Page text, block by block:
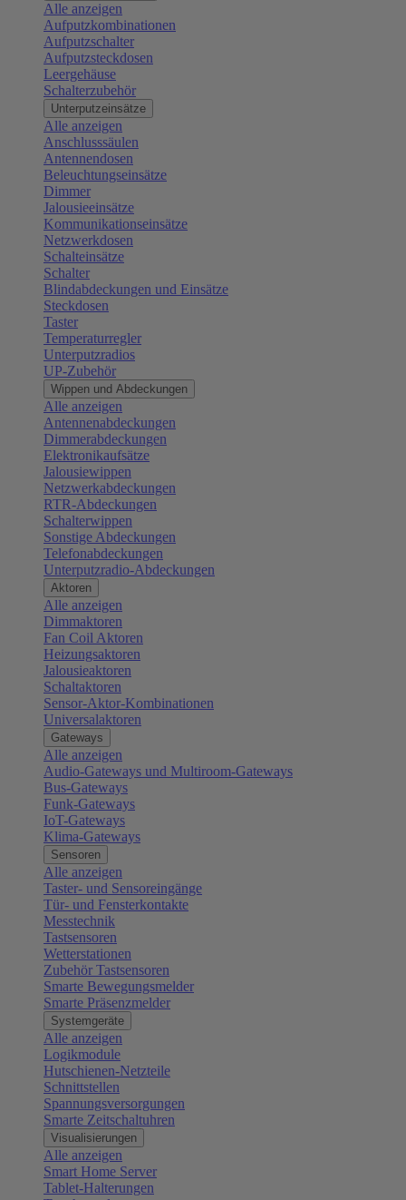
Alle anzeigen
Aufputzkombinationen
Aufputzschalter
Aufputzsteckdosen
Leergehäuse
Schalterzubehör
Unterputzeinsätze
Alle anzeigen
Anschlusssäulen
Antennendosen
Beleuchtungseinsätze
Dimmer
Jalousieeinsätze
Kommunikationseinsätze
Netzwerkdosen
Schalteinsätze
Schalter
Blindabdeckungen und Einsätze
Steckdosen
Taster
Temperaturregler
Unterputzradios
UP-Zubehör
Wippen und Abdeckungen
Alle anzeigen
Antennenabdeckungen
Dimmerabdeckungen
Elektronikaufsätze
Jalousiewippen
Netzwerkabdeckungen
RTR-Abdeckungen
Schalterwippen
Sonstige Abdeckungen
Telefonabdeckungen
Unterputzradio-Abdeckungen
Aktoren
Alle anzeigen
Dimmaktoren
Fan Coil Aktoren
Heizungsaktoren
Jalousieaktoren
Schaltaktoren
Sensor-Aktor-Kombinationen
Universalaktoren
Gateways
Alle anzeigen
Audio-Gateways und Multiroom-Gateways
Bus-Gateways
Funk-Gateways
IoT-Gateways
Klima-Gateways
Sensoren
Alle anzeigen
Taster- und Sensoreingänge
Tür- und Fensterkontakte
Messtechnik
Tastsensoren
Wetterstationen
Zubehör Tastsensoren
Smarte Bewegungsmelder
Smarte Präsenzmelder
Systemgeräte
Alle anzeigen
Logikmodule
Hutschienen-Netzteile
Schnittstellen
Spannungsversorgungen
Smarte Zeitschaltuhren
Visualisierungen
Alle anzeigen
Smart Home Server
Tablet-Halterungen